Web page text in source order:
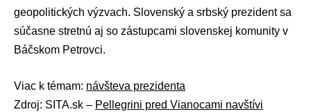
geopolitických výzvach. Slovenský a srbský prezident sa
súčasne stretnú aj so zástupcami slovenskej komunity v
Báčskom Petrovci.
Viac k témam: návšteva prezidenta
Zdroj: SITA.sk – Pellegrini pred Vianocami navštívi